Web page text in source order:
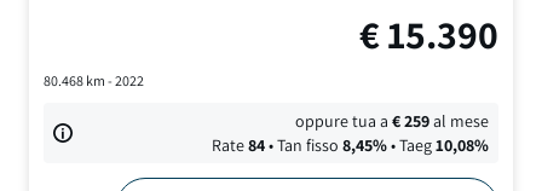
€15.390
80.468km - 2022
oppure tua a€259al mese
Rate84• Tan fisso 8,45%• Taeg10,08%